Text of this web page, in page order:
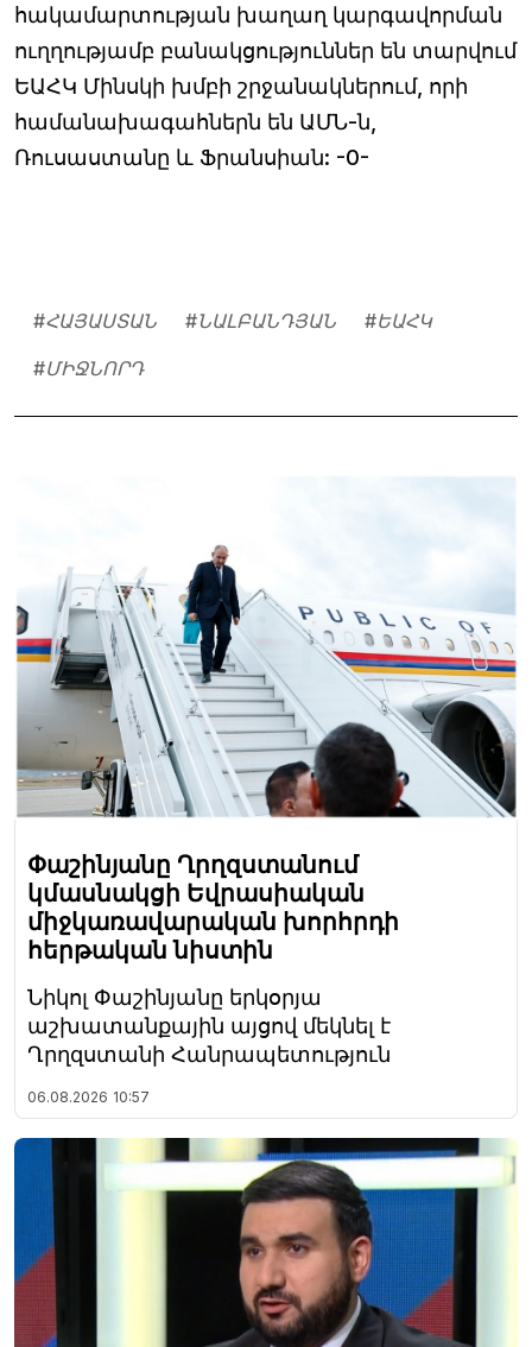
հակամարտության խաղաղ կարգավորման
ուղղությամբ բանակցություններ են տարվում
ԵԱՀԿ Մինսկի խմբի շրջանակներում, որի
համանախագահներն են ԱՄՆ-ն,
Ռուսաստանը և Ֆրանսիան: -0-
#ՀԱՅԱՍՏԱՆ #ՆԱԼԲԱՆԴՅԱՆ #ԵԱՀԿ
#ՄԻՋՆՈՐԴ
Փաշինյանը Ղրղզստանում
կմասնակցի Եվրասիական
միջկառավարական խորհրդի
հերթական նիստին
Նիկոլ Փաշինյանը երկօրյա
աշխատանքային այցով մեկնել է
Ղրղզստանի Հանրապետություն
06.08.2026 10:57